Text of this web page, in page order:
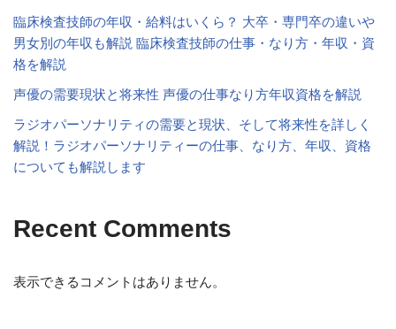
臨床検査技師の年収・給料はいくら？ 大卒・専門卒の違いや
男女別の年収も解説 臨床検査技師の仕事・なり方・年収・資
格を解説
声優の需要現状と将来性 声優の仕事なり方年収資格を解説
ラジオパーソナリティの需要と現状、そして将来性を詳しく
解説！ラジオパーソナリティーの仕事、なり方、年収、資格
についても解説します
Recent Comments
表示できるコメントはありません。